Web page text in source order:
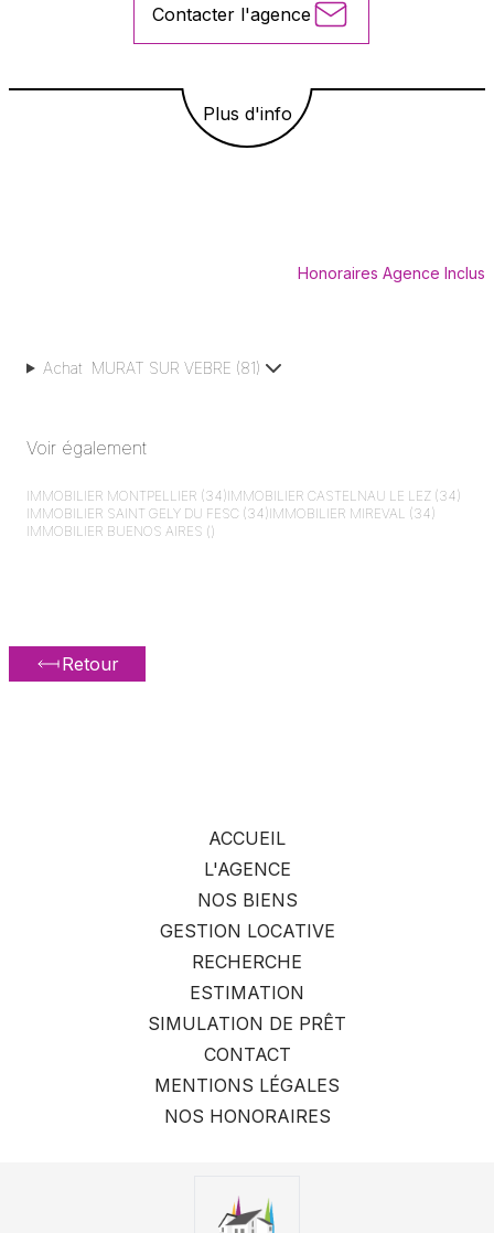
Contacter l'agence
Plus d'info
Honoraires Agence Inclus
Achat MURAT SUR VEBRE (81)
Voir également
IMMOBILIER MONTPELLIER (34)IMMOBILIER CASTELNAU LE LEZ (34)
IMMOBILIER SAINT GELY DU FESC (34)IMMOBILIER MIREVAL (34)
IMMOBILIER BUENOS AIRES ()
Retour
ACCUEIL
L'AGENCE
NOS BIENS
GESTION LOCATIVE
RECHERCHE
ESTIMATION
SIMULATION DE PRÊT
CONTACT
MENTIONS LÉGALES
NOS HONORAIRES